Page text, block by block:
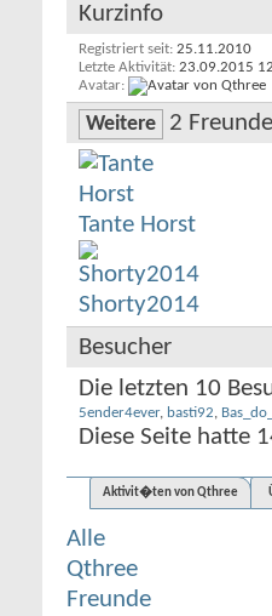
Kurzinfo
Registriert seit 25.11.2010
Letzte Aktivität 23.09.2015
Avatar
Weitere 2 Freunde
Tante Horst
Shorty2014
Besucher
Die letzten 10
5ender4ever, basti92,
Diese Seite hatte
Aktivit�ten von Qthree
Alle
Qthree
Freunde